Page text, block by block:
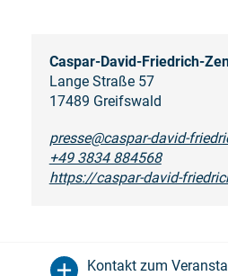
Caspar-David-Friedrich-
Lange Straße 57
17489 Greifswald
presse@caspar-david-
+49 3834 884568
https://caspar-david-
Kontakt zum